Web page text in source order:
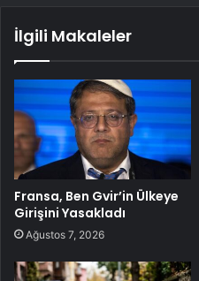
İlgili Makaleler
Fransa, Ben Gvir’in Ülkeye
Girişini Yasakladı
Ağustos 7, 2026